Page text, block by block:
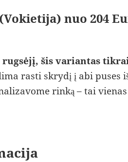
nuo 204
šis variantas
rasti skrydį į abi puses
rinką – tai